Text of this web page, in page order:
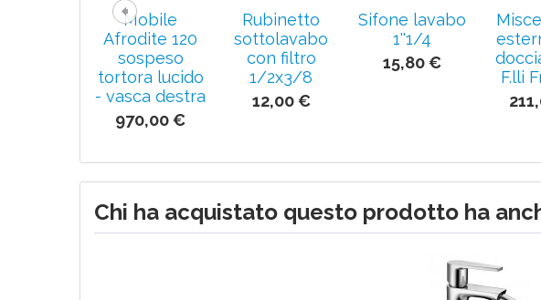
Mobile
Afrodite 120
sospeso
tortora lucido
- vasca destra
970,00 €
Rubinetto
sottolavabo
con filtro
1/2x3/8
12,00 €
Sifone lavabo
1''1/4
15,80 €
F.lli
Chi ha acquistato questo prodotto ha